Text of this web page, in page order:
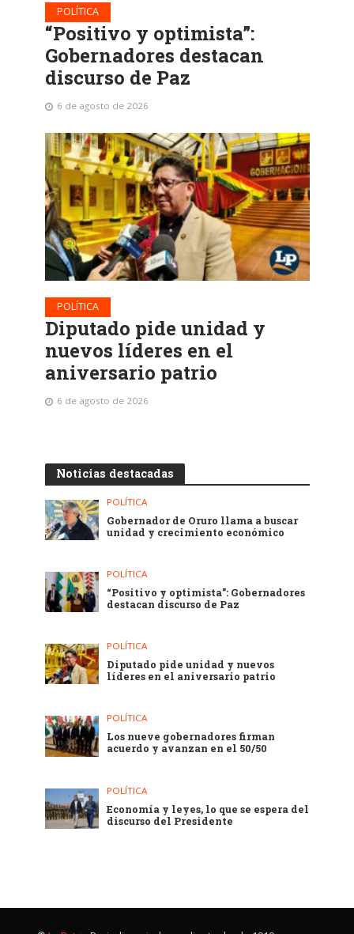
POLÍTICA
“Positivo y optimista”:
Gobernadores destacan
discurso de Paz
6 de agosto de 2026
POLÍTICA
Diputado pide unidad y
nuevos líderes en el
aniversario patrio
6 de agosto de 2026
Noticias destacadas
POLÍTICA
Gobernador de Oruro llama a buscar
unidad y crecimiento económico
POLÍTICA
“Positivo y optimista”: Gobernadores
destacan discurso de Paz
POLÍTICA
Diputado pide unidad y nuevos
líderes en el aniversario patrio
POLÍTICA
Los nueve gobernadores firman
acuerdo y avanzan en el 50/50
POLÍTICA
Economía y leyes, lo que se espera del
discurso del Presidente